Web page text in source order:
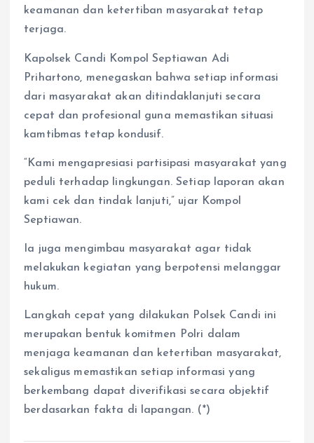
keamanan dan ketertiban masyarakat tetap
terjaga.
Kapolsek Candi Kompol Septiawan Adi
Prihartono, menegaskan bahwa setiap informasi
dari masyarakat akan ditindaklanjuti secara
cepat dan profesional guna memastikan situasi
kamtibmas tetap kondusif.
“Kami mengapresiasi partisipasi masyarakat yang
peduli terhadap lingkungan. Setiap laporan akan
kami cek dan tindak lanjuti,” ujar Kompol
Septiawan.
Ia juga mengimbau masyarakat agar tidak
melakukan kegiatan yang berpotensi melanggar
hukum.
Langkah cepat yang dilakukan Polsek Candi ini
merupakan bentuk komitmen Polri dalam
menjaga keamanan dan ketertiban masyarakat,
sekaligus memastikan setiap informasi yang
berkembang dapat diverifikasi secara objektif
berdasarkan fakta di lapangan. (*)